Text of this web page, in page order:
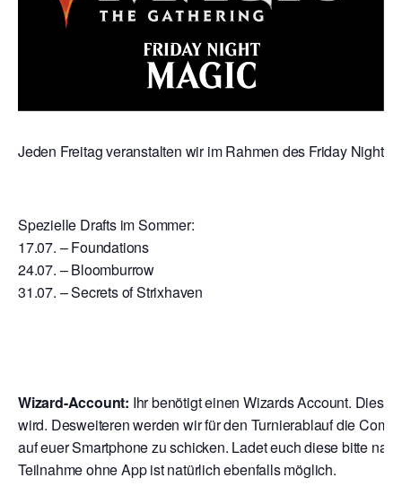
Jeden Freitag veranstalten wir im Rahmen des Friday Night
Spezielle Drafts im Sommer:
17.07. – Foundations
24.07. – Bloomburrow
31.07. – Secrets of Strixhaven
Wizard-Account: Ihr benötigt einen Wizards Account. Dies
wird. Desweiteren werden wir für den Turnierablauf die
auf euer Smartphone zu schicken. Ladet euch diese bitte
Teilnahme ohne App ist natürlich ebenfalls möglich.